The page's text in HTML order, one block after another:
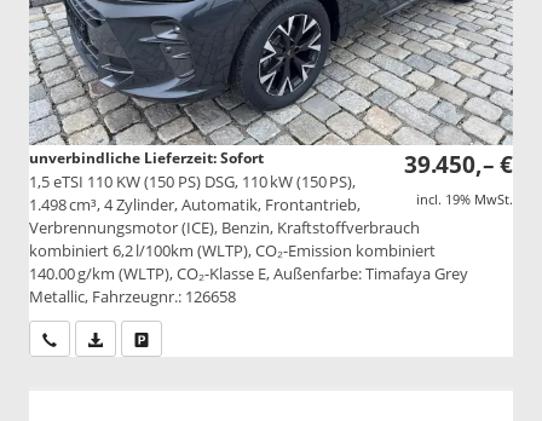
39.450,– €
incl. 19% MwSt.
unverbindliche Lieferzeit: Sofort
1,5 eTSI 110 KW (150 PS) DSG, 110 kW (150 PS),
1.498 cm³, 4 Zylinder, Automatik, Frontantrieb,
Verbrennungsmotor (ICE), Benzin, Kraftstoffverbrauch
kombiniert 6,2 l/100km (WLTP), CO₂-Emission kombiniert
140.00 g/km (WLTP), CO₂-Klasse E, Außenfarbe: Timafaya Grey
Metallic, Fahrzeugnr.: 126658
Wir rufen Sie anPDF-Datei, Fahrzeugexposé drucken